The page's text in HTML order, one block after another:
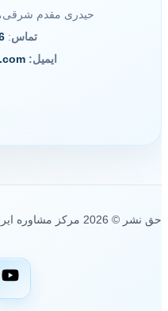
حیدری مقدم شرقی، پلاک 13، طبقه
تماس:
ایمیل:
حق نشر © 2026 مرکز مشاوره ایران گواه | طراحی و توسعه: محمد طاهری